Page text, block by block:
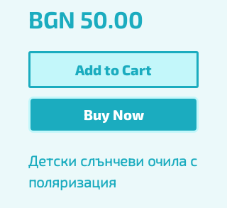
BGN 50.00
Add to Cart
Buy Now
Детски слънчеви очила с
поляризация